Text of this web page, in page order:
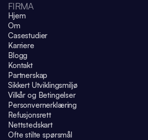
FIRMA
Hjem
Om
Casestudier
Karriere
Blogg
Kontakt
Partnerskap
Sikkert Utviklingsmiljø
Vilkår og Betingelser
Personvernerklæring
Refusjonsrett
Nettstedskart
Ofte stilte spørsmål